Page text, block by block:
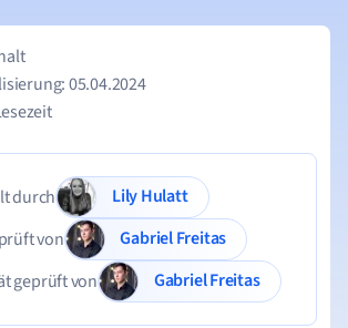
05.04.2024
durch
Lily Hulatt
von
Gabriel Freitas
geprüft von
Gabriel Freitas